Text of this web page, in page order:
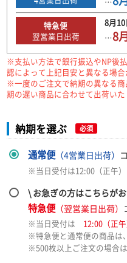
特急便
翌営業日出荷
8月10
…8
※支払い方法で銀行振込やNP後
認によって上記目安と異なる場合
※一度のご注文で納期の異なる
期の遅い商品に合わせて出荷いた
納期を選ぶ 必須
通常便（4営業日出荷）
※当日受付は12:00（正午）
\ お急ぎの方はこちらが
特急便（翌営業日出荷）
※当日受付は 12:00（正
※特急便と通常便の商品は
※500枚以上ご注文の場合